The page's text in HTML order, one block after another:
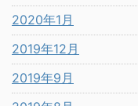
2020年1月
2019年12月
2019年9月